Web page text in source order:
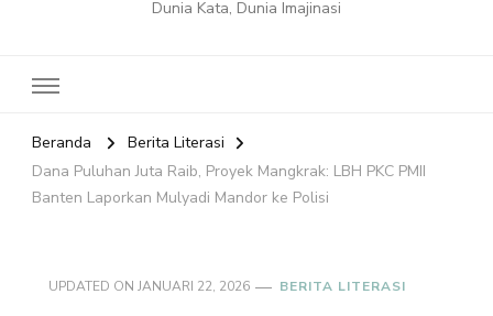
Dunia Kata, Dunia Imajinasi
Beranda
Berita Literasi
Dana Puluhan Juta Raib, Proyek Mangkrak: LBH PKC PMII
Banten Laporkan Mulyadi Mandor ke Polisi
UPDATED ON JANUARI 22, 2026 BERITA LITERASI